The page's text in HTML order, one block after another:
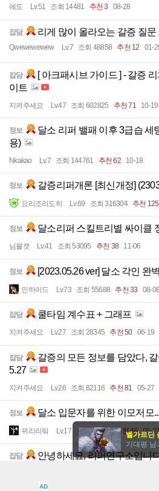
에도 Lv.51 조회 14481 추천 3 08-28
잡담 리게 많이 올라오는 갈증 질문
Qwewewewew Lv.7 조회 48858 추천 12 01-
잡담
[ 아크패시브 가이드 ] - 갈증 리
이트
지켜주세요 Lv.47 조회 602825 추천 71 10-19
정보
달소 리퍼 밸패 이후 3급습 세
용)
Nkakao Lv.7 조회 144761 추천 62 10-18
정보 갈증리퍼개론 [최신개정]
요리조리도히 Lv.69 조회 316304 추천 125
정보 달소리퍼 스킬트리별 싸이클
님블캣 Lv.41 조회 53095 추천 38 11-06
정보 [2023.05.26 ver] 달소 각인 완
인하이드 Lv.73 조회 55688 추천 33 08-08
잡담 쿨타임 계수표 + 그래프
지켜주세요 Lv.27 조회 28345 추천 50 06-19
잡담
갈증의 모든 정보를 담았다,
5.27
지켜주세요 Lv.26 조회 82116 추천 81 05-27
정보 달소 입문자를 위한 이모저모
뀌리리릮 Lv.17 조회 95923 추천 46 05-27
잡담 안녕하세요, 리퍼연구소입니
AD
벨가르딘
기대평 남